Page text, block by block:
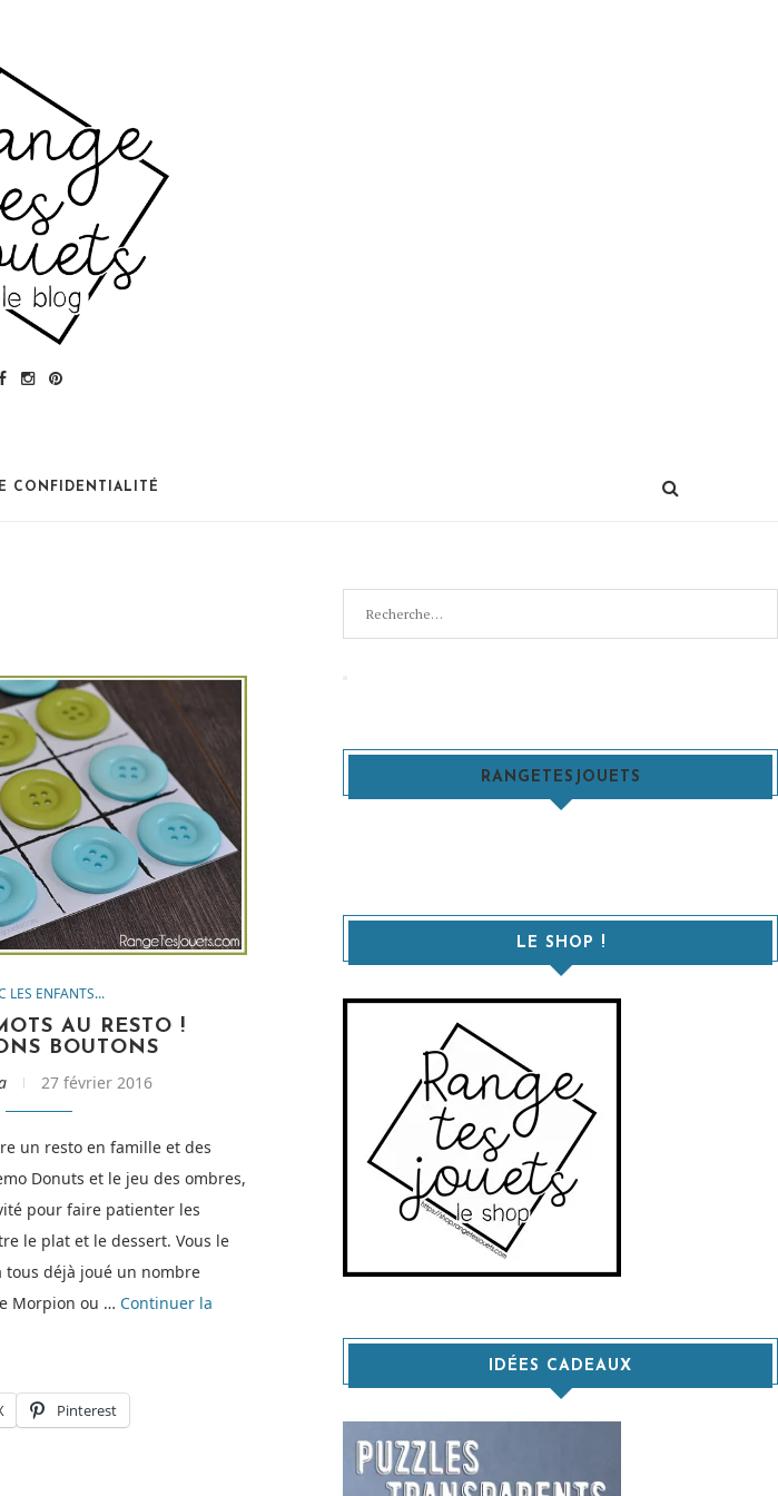
CONFIDENTIALITÉ
LES ENFANTS...
AU RESTO !
BOUTONS
27 février 2016
un resto en famille et des
Donuts et le jeu des ombres,
pour faire patienter les
le plat et le dessert. Vous le
tous déjà joué un nombre
Morpion ou … Continuer la
Pinterest
pour
:
RANGETESJOUETS
LE SHOP !
IDÉES CADEAUX